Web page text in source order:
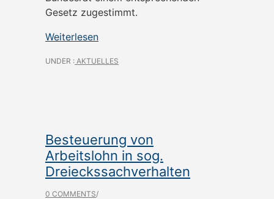
Gesetz zugestimmt.
Weiterlesen
UNDER : AKTUELLES
Besteuerung von
Arbeitslohn in sog.
Dreieckssachverhalten
0 COMMENTS/